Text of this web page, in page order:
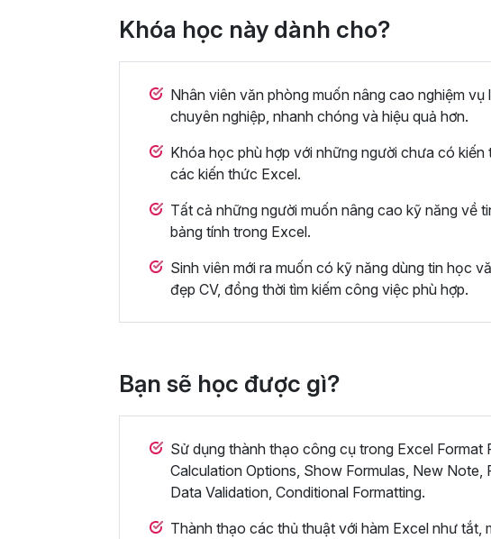
Khóa học này dành cho?
Nhân viên văn phòng muốn nâng cao nghiệm vụ
chuyên nghiệp, nhanh chóng và hiệu quả hơn.
Khóa học phù hợp với những người chưa có
các kiến thức Excel.
Tất cả những người muốn nâng cao kỹ năng về
bảng tính trong Excel.
Sinh viên mới ra muốn có kỹ năng dùng tin học
đẹp CV, đồng thời tìm kiếm công việc phù hợp.
Bạn sẽ học được gì?
Sử dụng thành thạo công cụ trong Excel Format
Calculation Options, Show Formulas, New Note,
Data Validation, Conditional Formatting.
Thành thạo các thủ thuật với hàm Excel như